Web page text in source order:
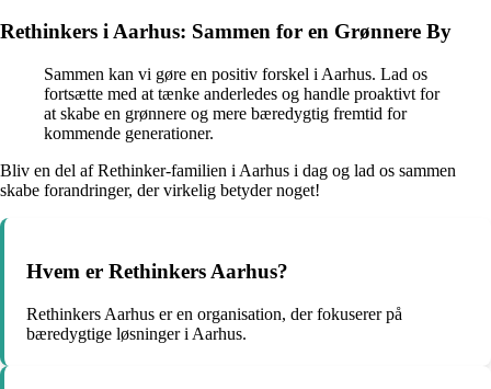
Rethinkers i Aarhus: Sammen for en Grønnere By
Sammen kan vi gøre en positiv forskel i Aarhus. Lad os
fortsætte med at tænke anderledes og handle proaktivt for
at skabe en grønnere og mere bæredygtig fremtid for
kommende generationer.
Bliv en del af Rethinker-familien i Aarhus i dag og lad os sammen
skabe forandringer, der virkelig betyder noget!
Hvem er Rethinkers Aarhus?
Rethinkers Aarhus er en organisation, der fokuserer på
bæredygtige løsninger i Aarhus.